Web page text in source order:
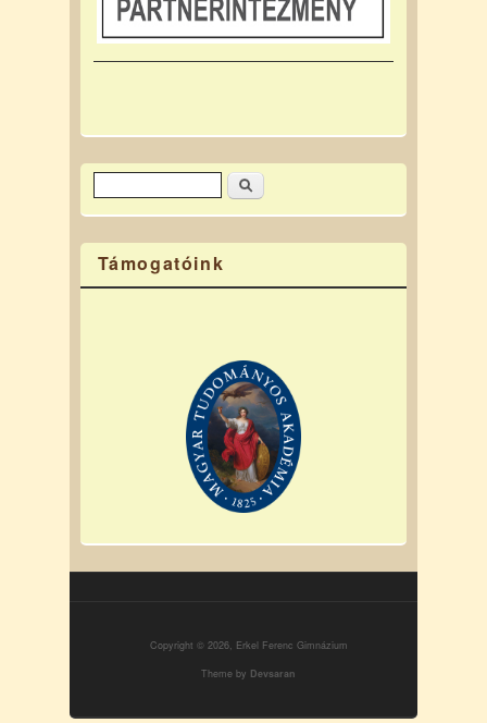
Keresés űrlap
Keresés
Támogatóink
Copyright © 2026, Erkel Ferenc Gimnázium
Theme by Devsaran